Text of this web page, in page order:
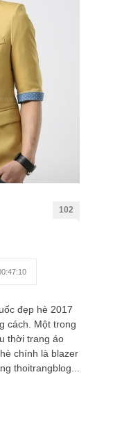
102
đẹp hè 2017
cách. Một trong
thời trang áo
chính là blazer
thoitrangblog...